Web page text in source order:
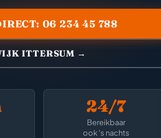
06 234 45 788
ITTERSUM →
24/7
Bereikbaar
ook 's nachts